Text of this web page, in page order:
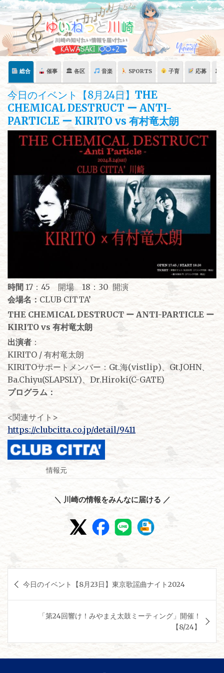
Skip
content
総合 催事 🏛 各区 音楽 SPORTS 子育 応募 🏛
今日のイベント【8月24日】 THE
CHEMICAL DESTRUCT ー ANTI-
PARTICLE ー KIRITO vs 有村竜太朗
時間 17：45 開場 18：30 開演
会場名： CLUB CITTA’
THE CHEMICAL DESTRUCT ー ANTI-PARTICLE ー
KIRITO vs 有村竜太朗
出演者 ：
KIRITO / 有村竜太朗
KIRITOサポートメンバー：Gt.海(vistlip)、Gt.JOHN、
Ba.Chiyu(SLAPSLY)、Dr.Hiroki(C-GATE)
プログラム：
<関連サイト>
https://clubcitta.co.jp/detail/9411
情報元
＼ 川崎の情報をみんなに届ける ／
稿
ゲ
ー
今日のイベント【8月23日】東京歌謡曲ナイト2024
「第24回響け！みやまえ太鼓ミーティング」開催！
【8/24】